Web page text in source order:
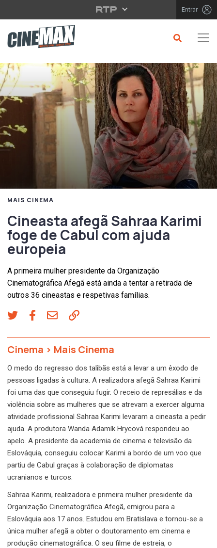
Saltar para o conteúdo principal Entrar
MAIS CINEMA
Cineasta afegã Sahraa Karimi
foge de Cabul com ajuda
europeia
A primeira mulher presidente da Organização
Cinematográfica Afegã está ainda a tentar a retirada de
outros 36 cineastas e respetivas famílias.
Cinema > Mais Cinema
O medo do regresso dos talibãs está a levar a um êxodo de
pessoas ligadas à cultura. A realizadora afegã Sahraa Karimi
foi uma das que conseguiu fugir. O receio de represálias e da
violência sobre as mulheres que se atrevam a exercer alguma
atividade profissional Sahraa Karimi levaram a cineasta a pedir
ajuda. A produtora Wanda Adamík Hrycová respondeu ao
apelo. A presidente da academia de cinema e televisão da
Eslováquia, conseguiu colocar Karimi a bordo de um voo que
partiu de Cabul graças à colaboração de diplomatas
ucranianos e turcos.
Sahraa Karimi, realizadora e primeira mulher presidente da
Organização Cinematográfica Afegã, emigrou para a
Eslováquia aos 17 anos. Estudou em Bratislava e tornou-se a
única mulher afegã a obter o doutoramento em cinema e
produção cinematográfica. O seu filme de estreia, o